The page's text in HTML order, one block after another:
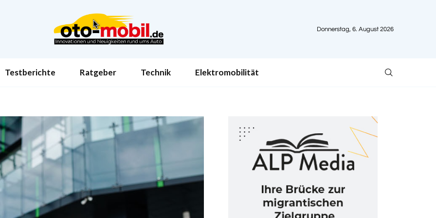
Donnerstag, 6. August 2026
Testberichte Ratgeber Technik Elektromobilität